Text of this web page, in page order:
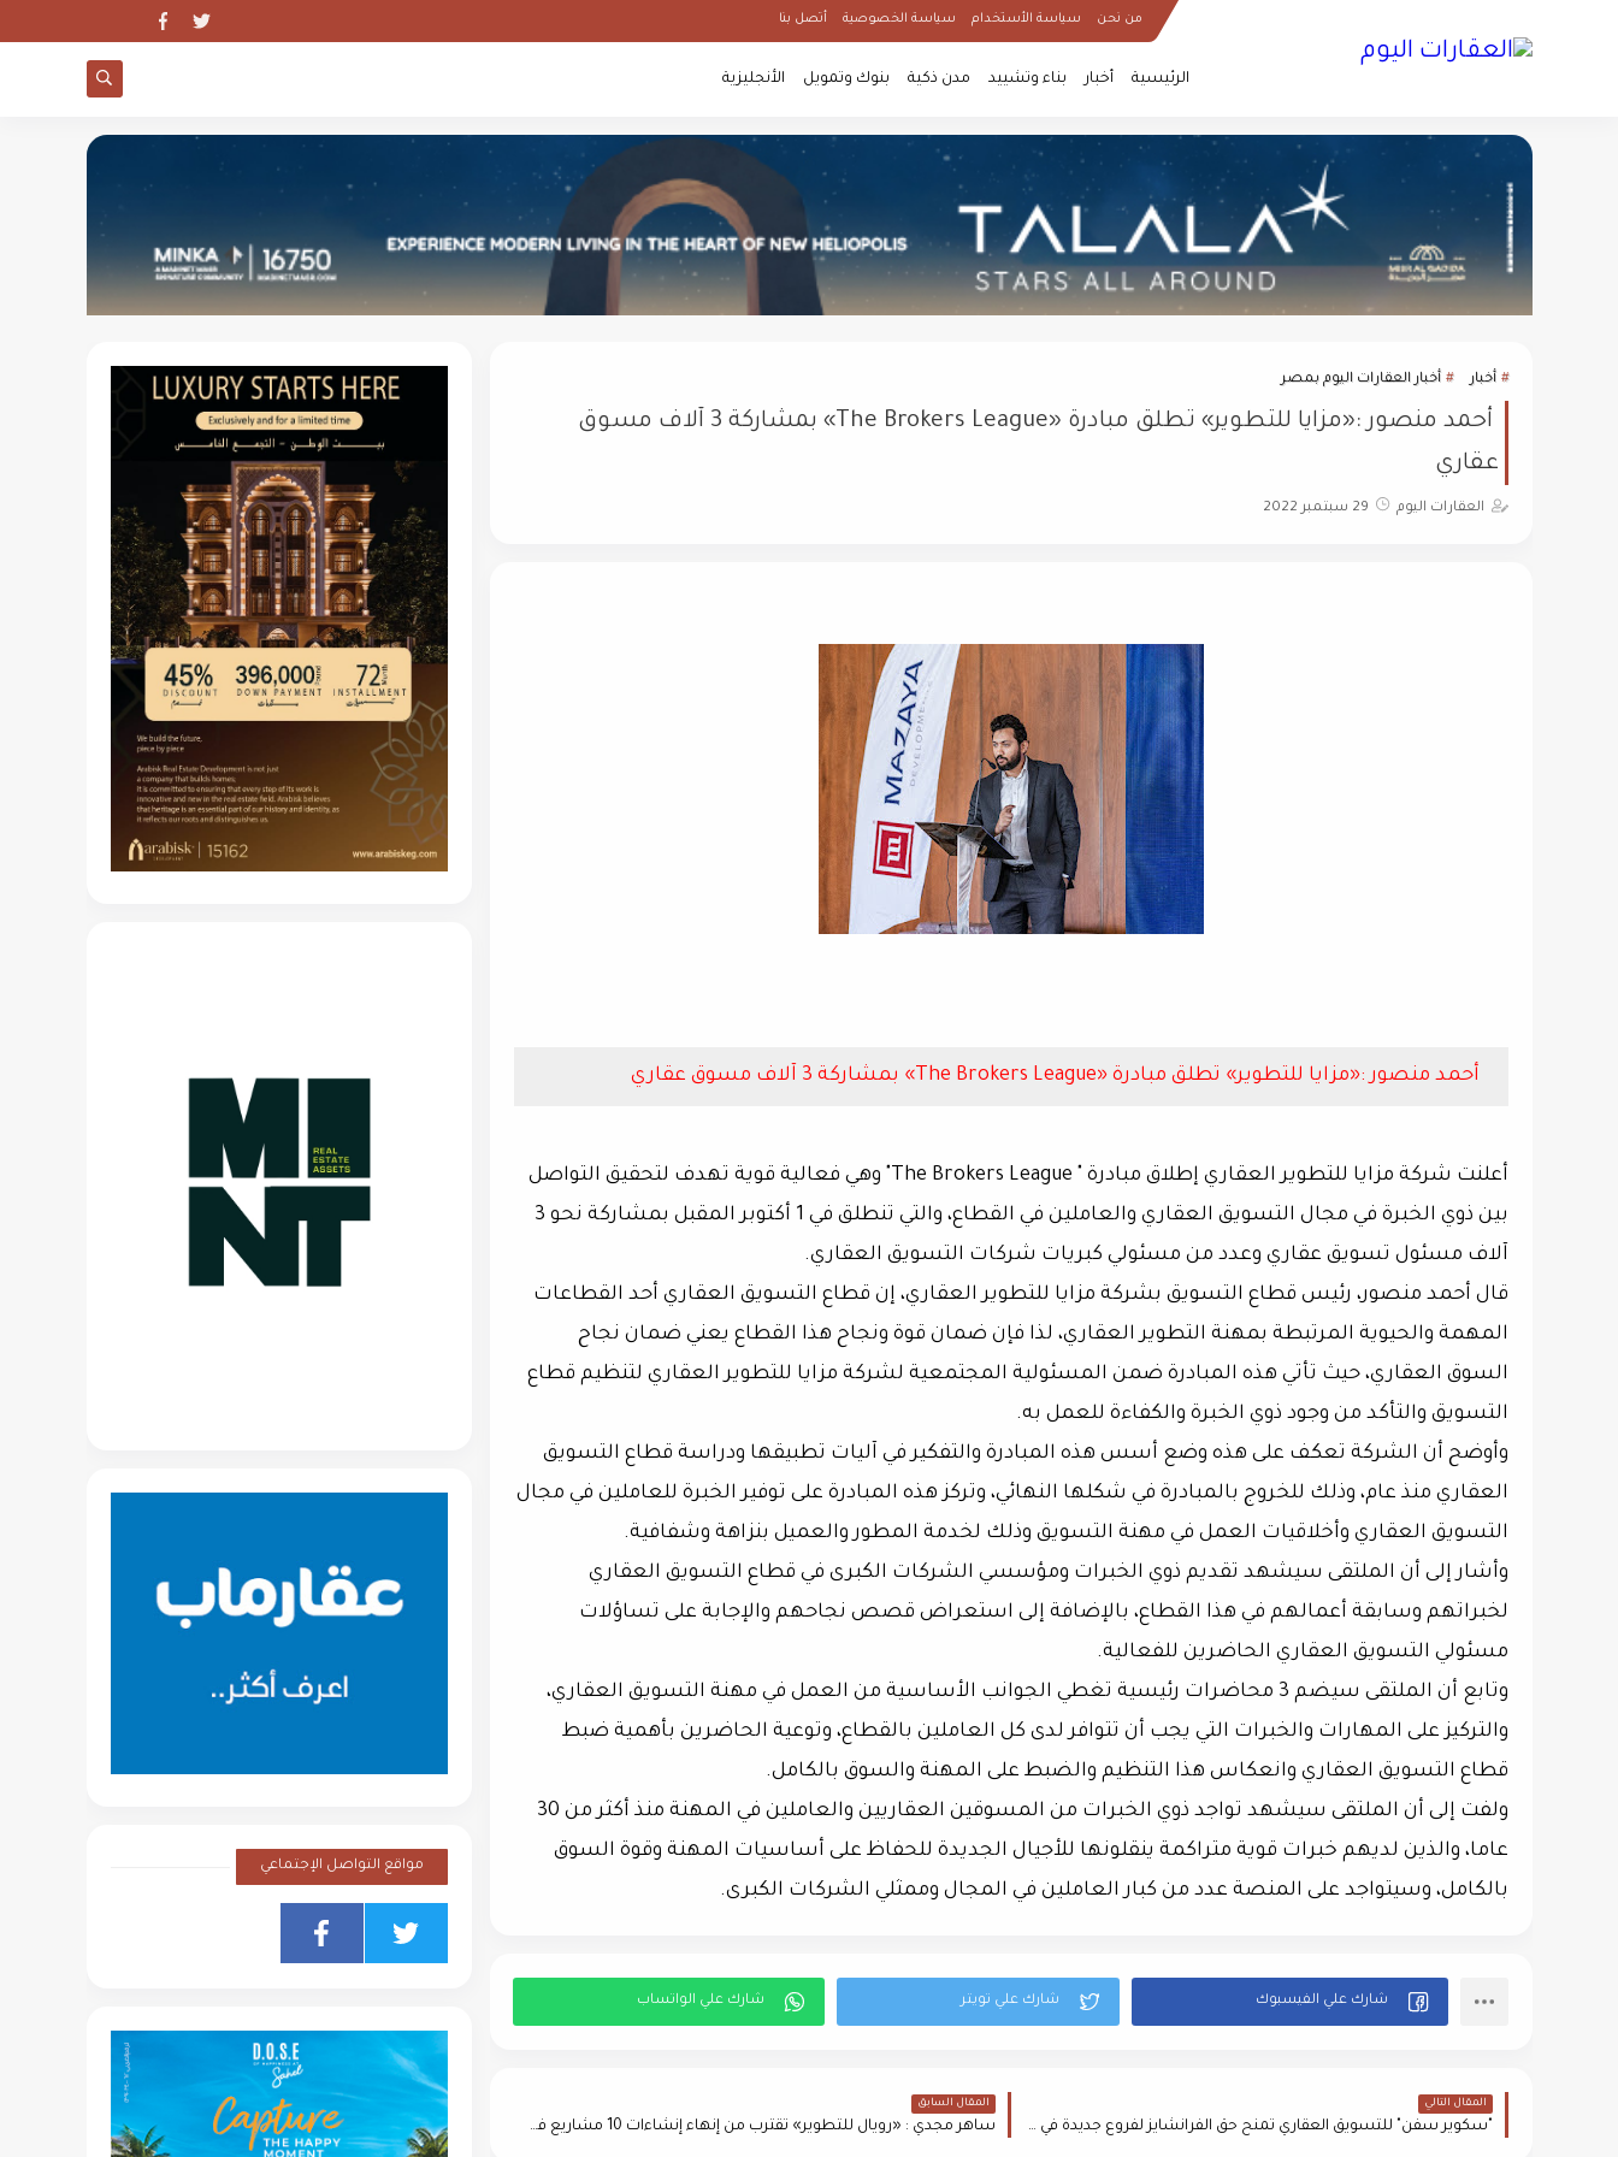
من نحن سياسة الأستخدام سياسة الخصوصية أتصل بنا
الرئيسية أخبار بناء وتشييد مدن ذكية بنوك وتمويل الأنجليزية
أخبار أخبار العقارات اليوم بمصر
أحمد منصور :«مزايا للتطوير» تطلق مبادرة «The Brokers League» بمشاركة 3 آلاف مسوق
عقاري
العقارات اليوم 29 سبتمبر 2022
أحمد منصور :«مزايا للتطوير» تطلق مبادرة «The Brokers League» بمشاركة 3 آلاف مسوق عقاري
أعلنت شركة مزايا للتطوير العقاري إطلاق مبادرة " The Brokers League" وهي فعالية قوية تهدف لتحقيق التواصل
بين ذوي الخبرة في مجال التسويق العقاري والعاملين في القطاع، والتي تنطلق في 1 أكتوبر المقبل بمشاركة نحو 3
آلاف مسئول تسويق عقاري وعدد من مسئولي كبريات شركات التسويق العقاري.
قال أحمد منصور، رئيس قطاع التسويق بشركة مزايا للتطوير العقاري، إن قطاع التسويق العقاري أحد القطاعات
المهمة والحيوية المرتبطة بمهنة التطوير العقاري، لذا فإن ضمان قوة ونجاح هذا القطاع يعني ضمان نجاح
السوق العقاري، حيث تأتي هذه المبادرة ضمن المسئولية المجتمعية لشركة مزايا للتطوير العقاري لتنظيم قطاع
التسويق والتأكد من وجود ذوي الخبرة والكفاءة للعمل به.
وأوضح أن الشركة تعكف على هذه وضع أسس هذه المبادرة والتفكير في آليات تطبيقها ودراسة قطاع التسويق
العقاري منذ عام، وذلك للخروج بالمبادرة في شكلها النهائي، وتركز هذه المبادرة على توفير الخبرة للعاملين في مجال
التسويق العقاري وأخلاقيات العمل في مهنة التسويق وذلك لخدمة المطور والعميل بنزاهة وشفافية.
وأشار إلى أن الملتقى سيشهد تقديم ذوي الخبرات ومؤسسي الشركات الكبرى في قطاع التسويق العقاري
لخبراتهم وسابقة أعمالهم في هذا القطاع، بالإضافة إلى استعراض قصص نجاحهم والإجابة على تساؤلات
مسئولي التسويق العقاري الحاضرين للفعالية.
وتابع أن الملتقى سيضم 3 محاضرات رئيسية تغطي الجوانب الأساسية من العمل في مهنة التسويق العقاري،
والتركيز على المهارات والخبرات التي يجب أن تتوافر لدى كل العاملين بالقطاع، وتوعية الحاضرين بأهمية ضبط
قطاع التسويق العقاري وانعكاس هذا التنظيم والضبط على المهنة والسوق بالكامل.
ولفت إلى أن الملتقى سيشهد تواجد ذوي الخبرات من المسوقين العقاريين والعاملين في المهنة منذ أكثر من 30
عاما، والذين لديهم خبرات قوية متراكمة ينقلونها للأجيال الجديدة للحفاظ على أساسيات المهنة وقوة السوق
بالكامل، وسيتواجد على المنصة عدد من كبار العاملين في المجال وممثلي الشركات الكبرى.
المقال التالي
"سكوير سفن" للتسويق العقاري تمنح حق الفرانشايز لفروع جديدة في 8 ولايات أمريكية.
المقال السابق
ساهر مجدي : «رويال للتطوير» تقترب من إنهاء إنشاءات 10 مشاريع في النرجس الجديدة
مواقع التواصل الإجتماعي